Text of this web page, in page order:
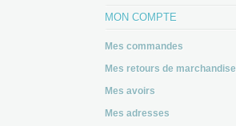
MON COMPTE
Mes commandes
Mes retours de marchandise
Mes avoirs
Mes adresses